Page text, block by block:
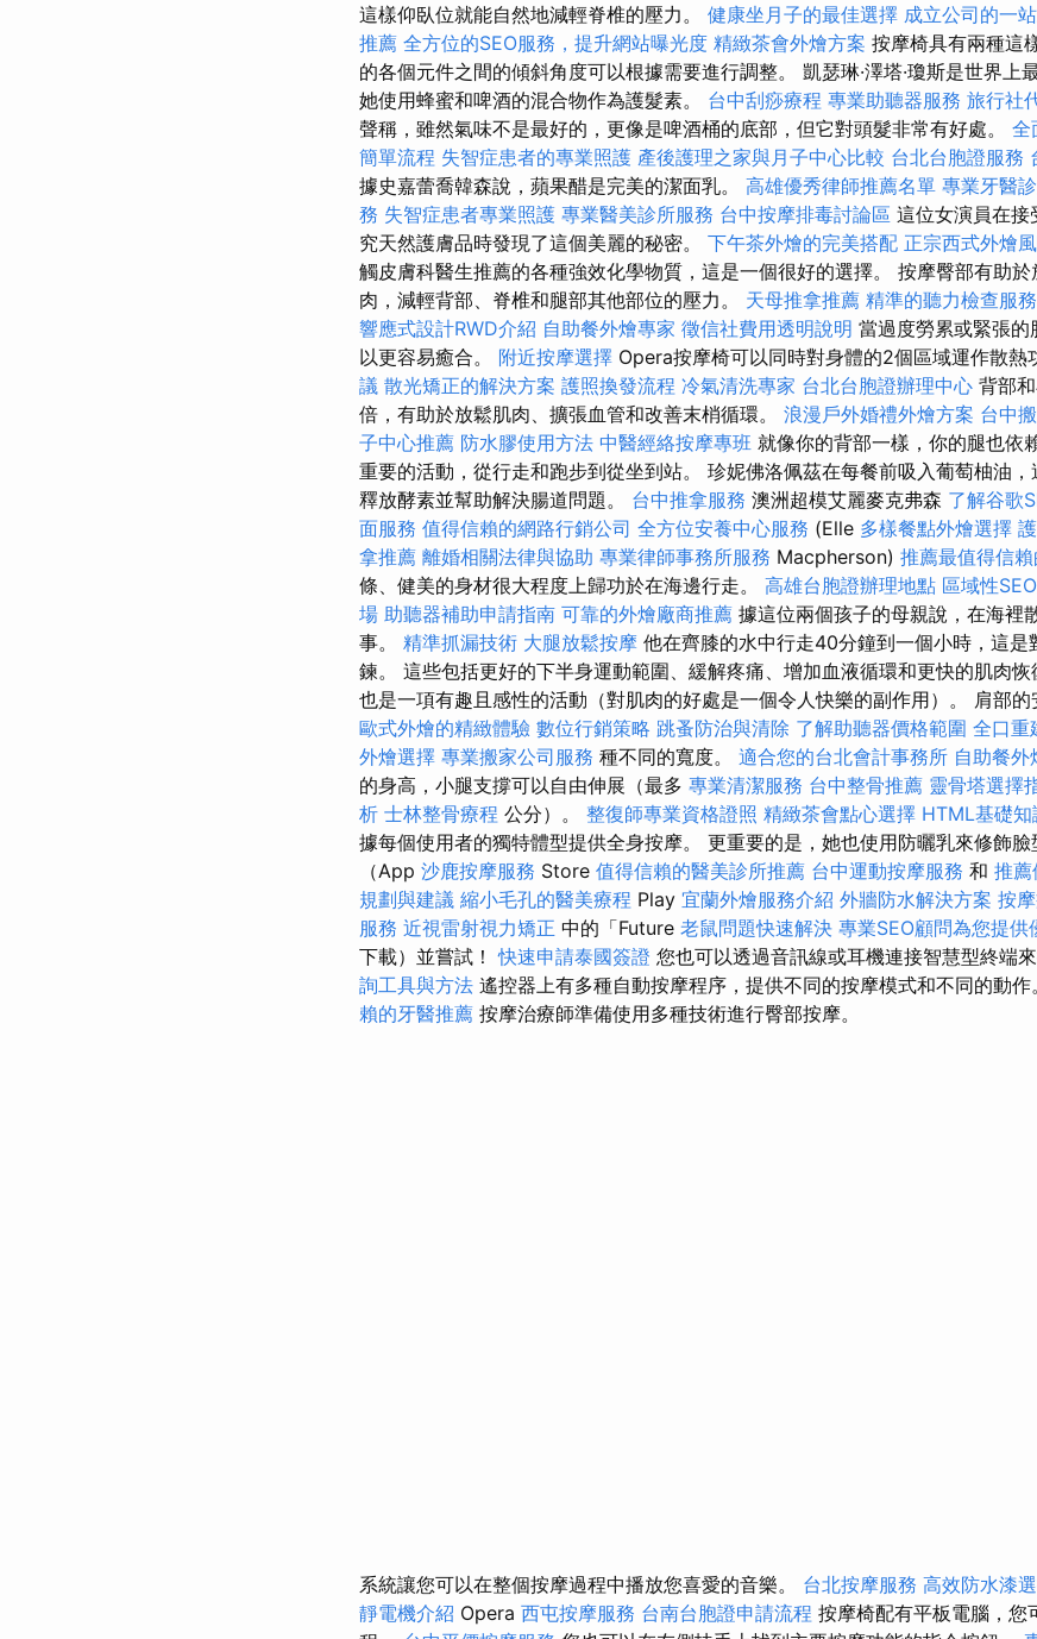
這樣仰臥位就能自然地減輕脊椎的壓力。 健康坐月子的最佳選擇 成立公司的一
推薦 全方位的SEO服務，提升網站曝光度 精緻茶會外燴方案 按摩椅具有兩種這
的各個元件之間的傾斜角度可以根據需要進行調整。 凱瑟琳·澤塔·瓊斯是世界上
她使用蜂蜜和啤酒的混合物作為護髮素。 台中刮痧療程 專業助聽器服務 旅行社
聲稱，雖然氣味不是最好的，更像是啤酒桶的底部，但它對頭髮非常有好處。 全
簡單流程 失智症患者的專業照護 產後護理之家與月子中心比較 台北台胞證服務
據史嘉蕾喬韓森說，蘋果醋是完美的潔面乳。 高雄優秀律師推薦名單 專業牙醫
務 失智症患者專業照護 專業醫美診所服務 台中按摩排毒討論區 這位女演員在接
究天然護膚品時發現了這個美麗的秘密。 下午茶外燴的完美搭配 正宗西式外燴
觸皮膚科醫生推薦的各種強效化學物質，這是一個很好的選擇。 按摩臀部有助
肉，減輕背部、脊椎和腿部其他部位的壓力。 天母推拿推薦 精準的聽力檢查服務
響應式設計RWD介紹 自助餐外燴專家 徵信社費用透明說明 當過度勞累或緊張
以更容易癒合。 附近按摩選擇 Opera按摩椅可以同時對身體的2個區域運作散熱
議 散光矯正的解決方案 護照換發流程 冷氣清洗專家 台北台胞證辦理中心 背部
倍，有助於放鬆肌肉、擴張血管和改善末梢循環。 浪漫戶外婚禮外燴方案 台中
子中心推薦 防水膠使用方法 中醫經絡按摩專班 就像你的背部一樣，你的腿也依
重要的活動，從行走和跑步到從坐到站。 珍妮佛洛佩茲在每餐前吸入葡萄柚油，
釋放酵素並幫助解決腸道問題。 台中推拿服務 澳洲超模艾麗麥克弗森 了解谷歌
面服務 值得信賴的網路行銷公司 全方位安養中心服務 (Elle 多樣餐點外燴選擇
拿推薦 離婚相關法律與協助 專業律師事務所服務 Macpherson) 推薦最值得信
條、健美的身材很大程度上歸功於在海邊行走。 高雄台胞證辦理地點 區域性
場 助聽器補助申請指南 可靠的外燴廠商推薦 據這位兩個孩子的母親說，在海裡
事。 精準抓漏技術 大腿放鬆按摩 他在齊膝的水中行走40分鐘到一個小時，這是
鍊。 這些包括更好的下半身運動範圍、緩解疼痛、增加血液循環和更快的肌肉
也是一項有趣且感性的活動（對肌肉的好處是一個令人快樂的副作用）。 肩部
歐式外燴的精緻體驗 數位行銷策略 跳蚤防治與清除 了解助聽器價格範圍 全口重
外燴選擇 專業搬家公司服務 種不同的寬度。 適合您的台北會計事務所 自助餐外
的身高，小腿支撐可以自由伸展（最多 專業清潔服務 台中整骨推薦 靈骨塔選擇
析 士林整骨療程 公分）。 整復師專業資格證照 精緻茶會點心選擇 HTML基礎知
據每個使用者的獨特體型提供全身按摩。 更重要的是，她也使用防曬乳來修飾
（App 沙鹿按摩服務 Store 值得信賴的醫美診所推薦 台中運動按摩服務 和 推薦
規劃與建議 縮小毛孔的醫美療程 Play 宜蘭外燴服務介紹 外牆防水解決方案 按
服務 近視雷射視力矯正 中的「Future 老鼠問題快速解決 專業SEO顧問為您提供
下載）並嘗試！快速申請泰國簽證 您也可以透過音訊線或耳機連接智慧型終端
詢工具與方法 遙控器上有多種自動按摩程序，提供不同的按摩模式和不同的動作
賴的牙醫推薦 按摩治療師準備使用多種技術進行臀部按摩。
系統讓您可以在整個按摩過程中播放您喜愛的音樂。 台北按摩服務 高效防水漆
靜電機介紹 Opera 西屯按摩服務 台南台胞證申請流程 按摩椅配有平板電腦，您